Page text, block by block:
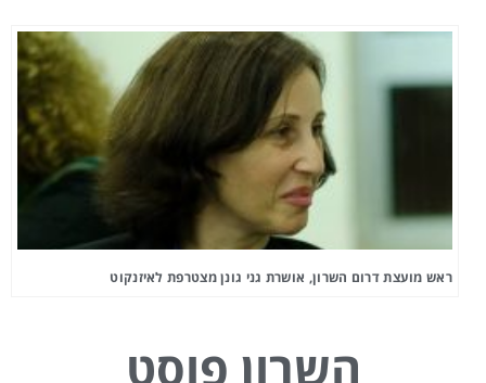
ראש מועצת דרום השרון, אושרת גני גונן מצטרפת לאיזנקוט
השרון פוסט